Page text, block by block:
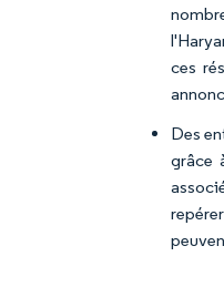
ces
Des
grâce